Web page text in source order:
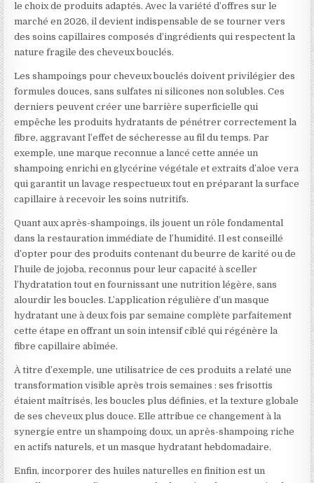
le choix de produits adaptés. Avec la variété d’offres sur le
marché en 2026, il devient indispensable de se tourner vers
des soins capillaires composés d’ingrédients qui respectent la
nature fragile des cheveux bouclés.
Les shampoings pour cheveux bouclés doivent privilégier des
formules douces, sans sulfates ni silicones non solubles. Ces
derniers peuvent créer une barrière superficielle qui
empêche les produits hydratants de pénétrer correctement la
fibre, aggravant l’effet de sécheresse au fil du temps. Par
exemple, une marque reconnue a lancé cette année un
shampoing enrichi en glycérine végétale et extraits d’aloe vera
qui garantit un lavage respectueux tout en préparant la surface
capillaire à recevoir les soins nutritifs.
Quant aux après-shampoings, ils jouent un rôle fondamental
dans la restauration immédiate de l’humidité. Il est conseillé
d’opter pour des produits contenant du beurre de karité ou de
l’huile de jojoba, reconnus pour leur capacité à sceller
l’hydratation tout en fournissant une nutrition légère, sans
alourdir les boucles. L’application régulière d’un masque
hydratant une à deux fois par semaine complète parfaitement
cette étape en offrant un soin intensif ciblé qui régénère la
fibre capillaire abîmée.
À titre d’exemple, une utilisatrice de ces produits a relaté une
transformation visible après trois semaines : ses frisottis
étaient maîtrisés, les boucles plus définies, et la texture globale
de ses cheveux plus douce. Elle attribue ce changement à la
synergie entre un shampoing doux, un après-shampoing riche
en actifs naturels, et un masque hydratant hebdomadaire.
Enfin, incorporer des huiles naturelles en finition est un